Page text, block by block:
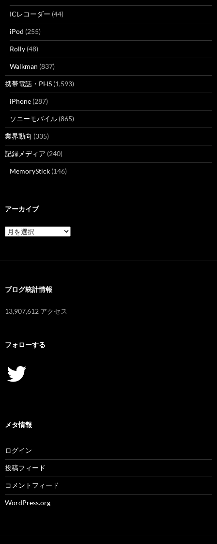
ICレコーダー (44)
iPod (255)
Rolly (48)
Walkman (837)
携帯電話・PHS (1,593)
iPhone (287)
ソニーモバイル (865)
業界動向 (335)
記録メディア (240)
MemoryStick (146)
アーカイブ
ア
ー
ブログ統計情報
13,907,612 アクセス
フォローする
Twitter
メタ情報
ログイン
投稿フィード
コメントフィード
WordPress.org